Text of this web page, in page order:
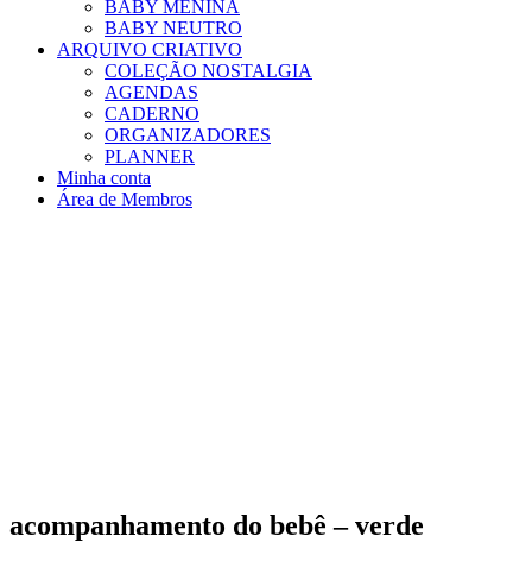
BABY MENINA
BABY NEUTRO
ARQUIVO CRIATIVO
COLEÇÃO NOSTALGIA
AGENDAS
CADERNO
ORGANIZADORES
PLANNER
Minha conta
Área de Membros
acompanhamento do bebê – verde